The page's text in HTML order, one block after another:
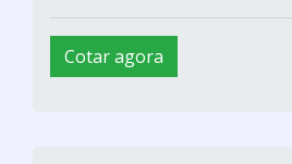
Cotar agora